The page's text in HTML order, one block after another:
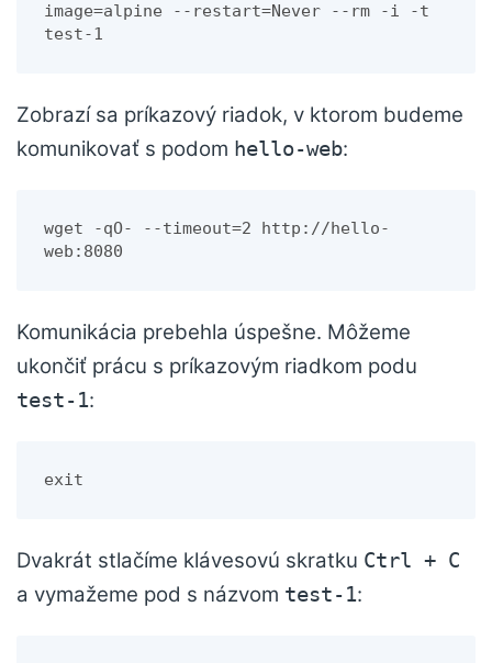
image=alpine --restart=Never --rm -i -t
test-1
Zobrazí sa príkazový riadok, v ktorom budeme
komunikovať s podom hello-web:
wget -qO- --timeout=2 http://hello-
web:8080
Komunikácia prebehla úspešne. Môžeme
ukončiť prácu s príkazovým riadkom podu
test-1:
exit
Dvakrát stlačíme klávesovú skratku Ctrl + C
a vymažeme pod s názvom test-1: